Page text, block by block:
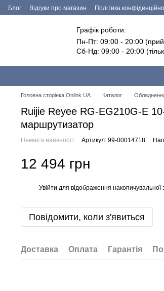
Блог Відгуки про магазин
Політика
Графік роботи:
Пн-Пт: 09:00 - 20:00
Сб-Нд: 09:00 - 20:00
Головна сторінка Onlink UA Каталог
Ruijie Reyee RG-EG210G-E
маршрутизатор
Немає в наявності Артикул: 99-00014718
12 494 грн
Увійти для відображення накопичувальної
Повідомити, коли з'явиться
Доставка Оплата Гарантія